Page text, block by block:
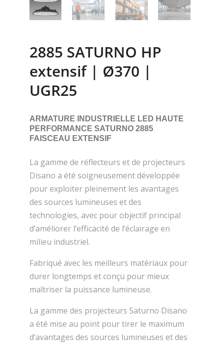
2885 SATURNO HP
extensif | Ø370 |
UGR25
ARMATURE INDUSTRIELLE LED HAUTE
PERFORMANCE SATURNO 2885
FAISCEAU EXTENSIF
La gamme de réflecteurs et de projecteurs
Disano a été soigneusement développée
pour exploiter pleinement les avantages
des sources lumineuses et des
technologies, avec pour objectif principal
d’améliorer l’efficacité de l’éclairage en
milieu industriel.
Fabriqué avec les meilleurs matériaux pour
durer longtemps et conçu pour mieux
maîtriser la puissance lumineuse.
La gamme des projecteurs Saturno Disano
a été mise au point pour tirer le maximum
d’avantages des sources lumineuses et des